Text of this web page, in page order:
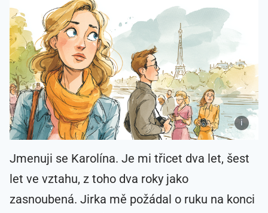
Jmenuji se Karolína. Je mi třicet dva let, šest
let ve vztahu, z toho dva roky jako
zasnoubená. Jirka mě požádal o ruku na konci